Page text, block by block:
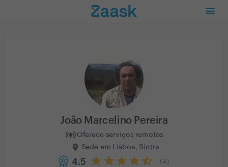
João Marcelino Pereira
Oferece serviços remotos
Sede em Lisboa, Sintra
4.5 4